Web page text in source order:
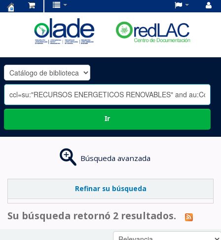
OLADE
-
Ir
Búsqueda avanzada
Refinar su búsqueda
Su búsqueda retornó 2 resultados.